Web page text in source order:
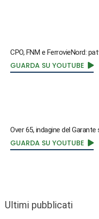
CPO, FNM e FerrovieNord:
GUARDA SU YOUTUBE
Over 65, indagine del Garante
GUARDA SU YOUTUBE
Ultimi pubblicati